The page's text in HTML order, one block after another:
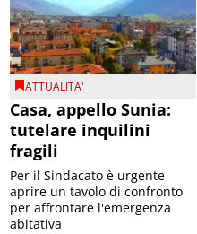
ATTUALITA'
Casa, appello Sunia:
tutelare inquilini
fragili
Per il Sindacato è urgente
aprire un tavolo di confronto
per affrontare l'emergenza
abitativa